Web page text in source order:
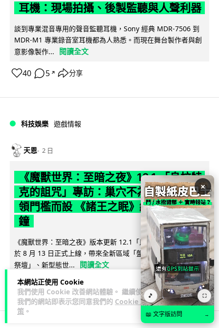
本網站正使用 Cookie
我們使用 Cookie 改善網站體驗。 繼續使用
我們的網站即表示您同意我們的 Cookie 政
策 。
耳機：現場拍攝、後製監聽與人聲利器
談到專業混音專用的聲音監聽耳機，Sony 經典 MDR-7506 到
MDR-M1 專業錄音室耳機都為人熟悉。而現在舞台製作者與創
意影像製作...
閱讀全文
40 5 ↗ 分享
科技娛樂 遊戲情報
天恩 2 日
《魔獸世界：至暗之夜》12.1 「烏拉特
克的詛咒」專訪：巢穴不為提高世界首
領門檻而設 《諸王之眠》縮短約 10 分
鐘
《魔獸世界：至暗之夜》版本更新 12.1「烏拉特克的詛咒」將
於 8 月 13 日正式上線，帶來全新區域「盤蛇島」、地城「毒牙
祭壇」、新型態世...
閱讀全文
116 分享
×
🎵 ⛶
📖 文字版訪問 →